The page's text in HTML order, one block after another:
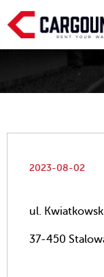
2023-08-02
ul.
37-450